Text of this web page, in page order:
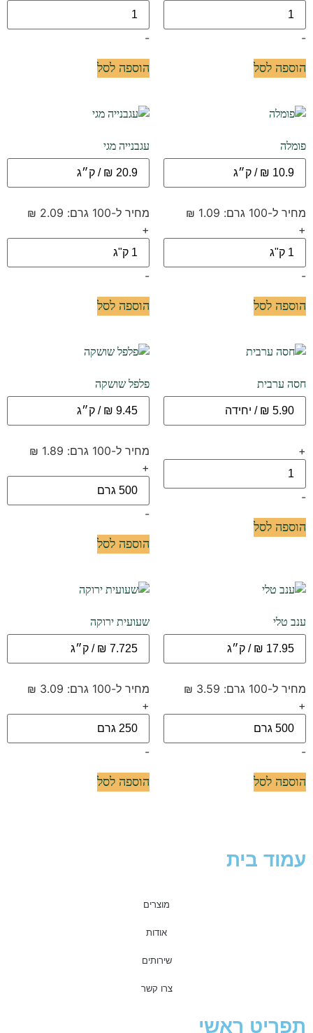
-
הוספה לסל
-
הוספה לסל
פומלה
מחיר ל-100 גרם: 1.09 ₪
+
-
הוספה לסל
עגבנייה מגי
מחיר ל-100 גרם: 2.09 ₪
+
-
הוספה לסל
חסה ערבית
+
-
הוספה לסל
פלפל שושקה
מחיר ל-100 גרם: 1.89 ₪
+
-
הוספה לסל
ענב טלי
מחיר ל-100 גרם: 3.59 ₪
+
-
הוספה לסל
שעועית ירוקה
מחיר ל-100 גרם: 3.09 ₪
+
-
הוספה לסל
עמוד בית
מוצרים
אודות
שירותים
צרו קשר
תפריט ראשי